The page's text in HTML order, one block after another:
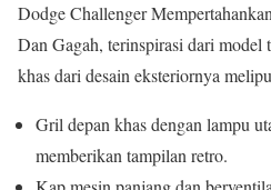
Dodge Challenger
Dan Gagah, terinspirasi dari model
khas dari desain eksteriornya
Gril depan khas dengan lampu
memberikan tampilan retro.